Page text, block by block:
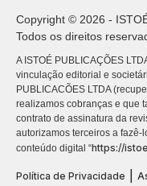
Copyright © 2026 -
Todos os direitos
A ISTOÉ PUBLICAÇÕES
vinculação editorial e
PUBLICACÕES LTDA
realizamos cobranças e que
contrato de assinatura da
autorizamos terceiros a
conteúdo digital “https://
Política de Privacidade